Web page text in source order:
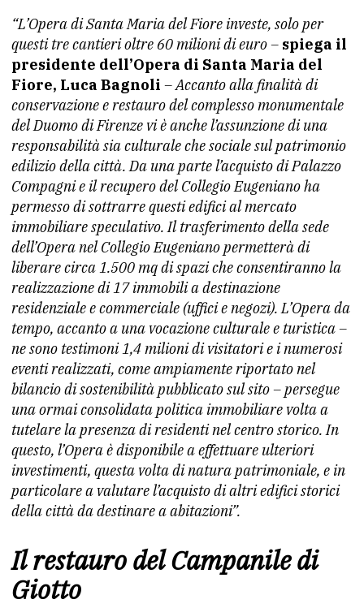
“L’Opera di Santa Maria del Fiore investe, solo per
questi tre cantieri oltre 60 milioni di euro – spiega il
presidente dell’Opera di Santa Maria del
Fiore, Luca Bagnoli – Accanto alla finalità di
conservazione e restauro del complesso monumentale
del Duomo di Firenze vi è anche l’assunzione di una
responsabilità sia culturale che sociale sul patrimonio
edilizio della città. Da una parte l’acquisto di Palazzo
Compagni e il recupero del Collegio Eugeniano ha
permesso di sottrarre questi edifici al mercato
immobiliare speculativo. Il trasferimento della sede
dell’Opera nel Collegio Eugeniano permetterà di
liberare circa 1.500 mq di spazi che consentiranno la
realizzazione di 17 immobili a destinazione
residenziale e commerciale (uffici e negozi). L’Opera da
tempo, accanto a una vocazione culturale e turistica –
ne sono testimoni 1,4 milioni di visitatori e i numerosi
eventi realizzati, come ampiamente riportato nel
bilancio di sostenibilità pubblicato sul sito – persegue
una ormai consolidata politica immobiliare volta a
tutelare la presenza di residenti nel centro storico. In
questo, l’Opera è disponibile a effettuare ulteriori
investimenti, questa volta di natura patrimoniale, e in
particolare a valutare l’acquisto di altri edifici storici
della città da destinare a abitazioni”.
Il restauro del Campanile di
Giotto